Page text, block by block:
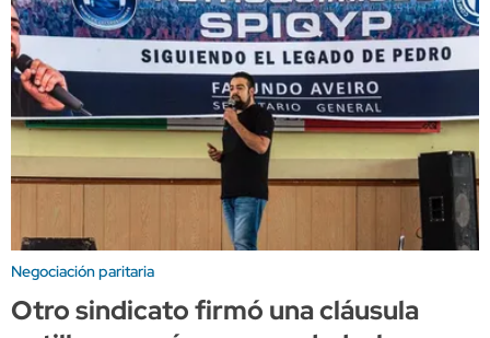
Negociación paritaria
Otro sindicato firmó una cláusula